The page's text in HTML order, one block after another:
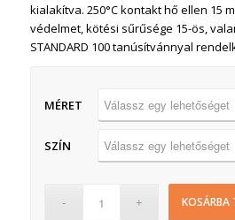
kialakítva. 250°C kontakt hő ellen 15
védelmet, kötési sűrűsége 15-ös,
STANDARD 100 tanúsítvánnyal
MÉRET
SZÍN
KOSÁRBA